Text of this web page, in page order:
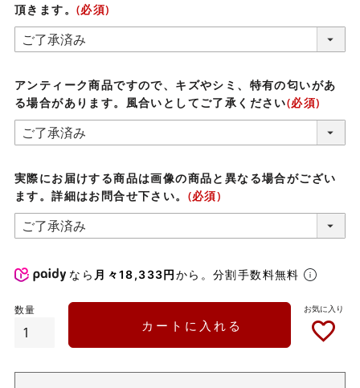
頂きます。 (必須)
アンティーク商品ですので、キズやシミ、特有の匂いがあ
る場合があります。風合いとしてご了承ください(必須)
実際にお届けする商品は画像の商品と異なる場合がござい
ます。詳細はお問合せ下さい。 (必須)
なら 月々18,333円から。分割手数料無料
カートに入れる